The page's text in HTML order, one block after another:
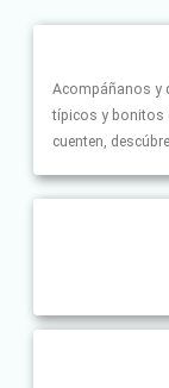
Acompáñanos y
típicos y bonitos
cuenten,